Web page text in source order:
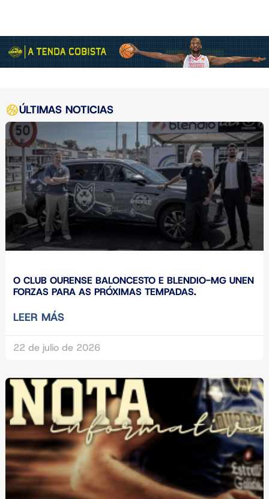
ÚLTIMAS NOTICIAS
O CLUB OURENSE BALONCESTO E BLENDIO-MG UNEN
FORZAS PARA AS PRÓXIMAS TEMPADAS.
LEER MÁS
22 de julio de 2026